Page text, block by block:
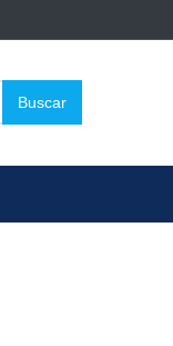
Buscar